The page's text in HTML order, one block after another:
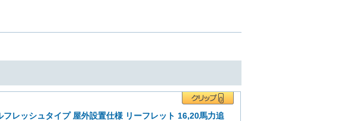
レッシュタイプ 屋外設置仕様 リーフレット 16,20馬力追